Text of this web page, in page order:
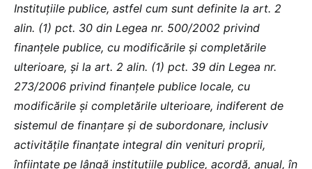
Instituţiile publice, astfel cum sunt definite la art. 2
alin. (1) pct. 30 din Legea nr. 500/2002 privind
finanţele publice, cu modificările şi completările
ulterioare, şi la art. 2 alin. (1) pct. 39 din Legea nr.
273/2006 privind finanţele publice locale, cu
modificările şi completările ulterioare, indiferent de
sistemul de finanţare şi de subordonare, inclusiv
activităţile finanţate integral din venituri proprii,
înfiinţate pe lângă instituţiile publice, acordă, anual, în